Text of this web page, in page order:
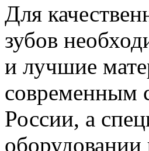
Для
зубов
и лучшие
современным
России, а